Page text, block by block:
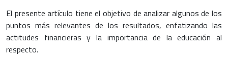
El presente artículo tiene el objetivo de analizar algunos de los
puntos más relevantes de los resultados, enfatizando las
actitudes financieras y la importancia de la educación al
respecto.